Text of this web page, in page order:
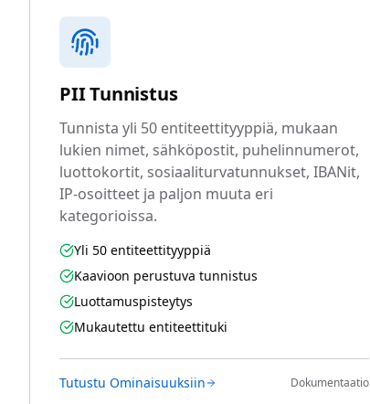
PII Tunnistus
Tunnista yli 50 entiteettityyppiä, mukaan
lukien nimet, sähköpostit, puhelinnumerot,
luottokortit, sosiaaliturvatunnukset, IBANit,
IP-osoitteet ja paljon muuta eri
kategorioissa.
Yli 50 entiteettityyppiä
Kaavioon perustuva tunnistus
Luottamuspisteytys
Mukautettu entiteettituki
Tutustu Ominaisuuksiin Dokumentaatio